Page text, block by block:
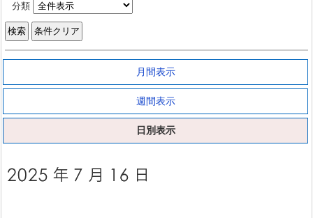
分類
月間表示
週間表示
日別表示